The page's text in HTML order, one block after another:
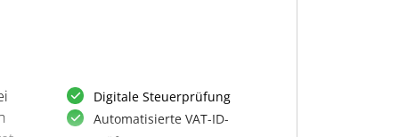
Digitale Steuerprüfung
Automatisierte VAT-ID-